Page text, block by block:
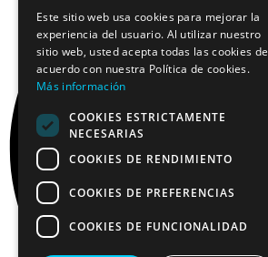
Este sitio web usa cookies para mejorar la
experiencia del usuario. Al utilizar nuestro
sitio web, usted acepta todas las cookies de
acuerdo con nuestra Política de cookies.
Más información
COOKIES ESTRICTAMENTE
NECESARIAS
COOKIES DE RENDIMIENTO
COOKIES DE PREFERENCIAS
COOKIES DE FUNCIONALIDAD